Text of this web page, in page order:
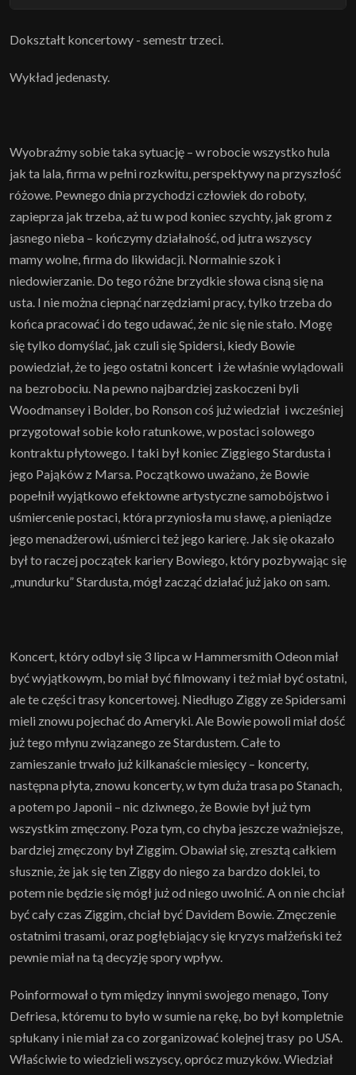
Dokształt koncertowy - semestr trzeci.
Wykład jedenasty.
Wyobraźmy sobie taka sytuację – w robocie wszystko hula
jak ta lala, firma w pełni rozkwitu, perspektywy na przyszłość
różowe. Pewnego dnia przychodzi człowiek do roboty,
zapieprza jak trzeba, aż tu w pod koniec szychty, jak grom z
jasnego nieba – kończymy działalność, od jutra wszyscy
mamy wolne, firma do likwidacji. Normalnie szok i
niedowierzanie. Do tego różne brzydkie słowa cisną się na
usta. I nie można ciepnąć narzędziami pracy, tylko trzeba do
końca pracować i do tego udawać, że nic się nie stało. Mogę
się tylko domyślać, jak czuli się Spidersi, kiedy Bowie
powiedział, że to jego ostatni koncert i że właśnie wylądowali
na bezrobociu. Na pewno najbardziej zaskoczeni byli
Woodmansey i Bolder, bo Ronson coś już wiedział i wcześniej
przygotował sobie koło ratunkowe, w postaci solowego
kontraktu płytowego. I taki był koniec Ziggiego Stardusta i
jego Pająków z Marsa. Początkowo uważano, że Bowie
popełnił wyjątkowo efektowne artystyczne samobójstwo i
uśmiercenie postaci, która przyniosła mu sławę, a pieniądze
jego menadżerowi, uśmierci też jego karierę. Jak się okazało
był to raczej początek kariery Bowiego, który pozbywając się
„mundurku” Stardusta, mógł zacząć działać już jako on sam.
Koncert, który odbył się 3 lipca w Hammersmith Odeon miał
być wyjątkowym, bo miał być filmowany i też miał być ostatni,
ale te części trasy koncertowej. Niedługo Ziggy ze Spidersami
mieli znowu pojechać do Ameryki. Ale Bowie powoli miał dość
już tego młynu związanego ze Stardustem. Całe to
zamieszanie trwało już kilkanaście miesięcy – koncerty,
następna płyta, znowu koncerty, w tym duża trasa po Stanach,
a potem po Japonii – nic dziwnego, że Bowie był już tym
wszystkim zmęczony. Poza tym, co chyba jeszcze ważniejsze,
bardziej zmęczony był Ziggim. Obawiał się, zresztą całkiem
słusznie, że jak się ten Ziggy do niego za bardzo doklei, to
potem nie będzie się mógł już od niego uwolnić. A on nie chciał
być cały czas Ziggim, chciał być Davidem Bowie. Zmęczenie
ostatnimi trasami, oraz pogłębiający się kryzys małżeński też
pewnie miał na tą decyzję spory wpływ.
Poinformował o tym między innymi swojego menago, Tony
Defriesa, któremu to było w sumie na rękę, bo był kompletnie
spłukany i nie miał za co zorganizować kolejnej trasy po USA.
Właściwie to wiedzieli wszyscy, oprócz muzyków. Wiedział